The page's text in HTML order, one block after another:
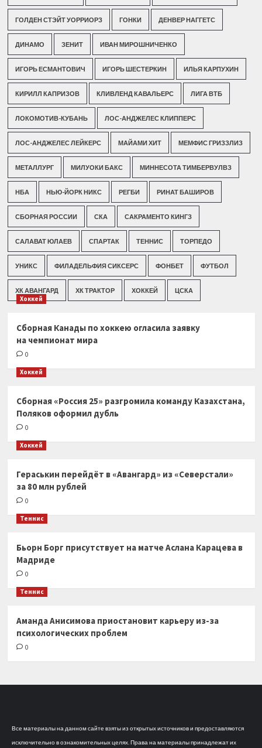
ГОЛДЕН СТЭЙТ УОРРИОРЗ ГОНКИ ДЕНВЕР НАГГЕТС
ДИНАМО ЗЕНИТ ИВАН МИРОШНИЧЕНКО
ИГОРЬ ЕСМАНТОВИЧ ИГОРЬ ШЕСТЕРКИН ИЛЬЯ КАРПУХИН
КИРИЛЛ КАПРИЗОВ КЛИВЛЕНД КАВАЛЬЕРС ЛИГА ВТБ
ЛОКОМОТИВ-КУБАНЬ ЛОС-АНДЖЕЛЕС КЛИППЕРС
ЛОС-АНДЖЕЛЕС ЛЕЙКЕРС МАЙАМИ ХИТ МЕМФИС ГРИЗЗЛИЗ
МЕТАЛЛУРГ МИЛУОКИ БАКС МИННЕСОТА ТИМБЕРВУЛВЗ
НБА НЬЮ-ЙОРК НИКС РЕГБИ РИНАТ БАШИРОВ
СБОРНАЯ РОССИИ СКА САКРАМЕНТО КИНГЗ
САЛАВАТ ЮЛАЕВ СПАРТАК ТЕННИС ТОРПЕДО
УНИКС ФИЛАДЕЛЬФИЯ СИКСЕРС ФОНБЕТ ФУТБОЛ
ХК АВАНГАРД ХК ТРАКТОР ХОККЕЙ ЦСКА
Хоккей
Сборная Канады по хоккею огласила заявку
на чемпионат мира
0
Хоккей
Сборная «Россия 25» разгромила команду Казахстана,
Поляков оформил дубль
0
Хоккей
Гераськин перейдёт в «Авангард» из «Северстали»
за 80 млн рублей
0
Теннис
Бьорн Борг присутствует на матче Аслана Карацева в
Мадриде
0
Теннис
Аманда Анисимова приостановит карьеру из-за
психологических проблем
0
Все материалы на данном сайте взяты из открытых источников и предоставляются
исключительно в ознакомительных целях. Права на материалы принадлежат их